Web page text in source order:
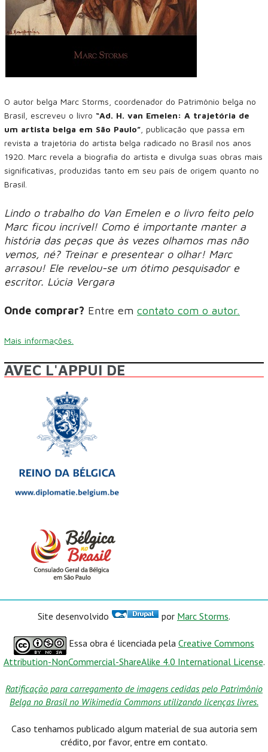
O autor belga Marc Storms, coordenador do Patrimônio belga no
Brasil, escreveu o livro “Ad. H. van Emelen: A trajetória de
um artista belga em São Paulo” , publicação que passa em
revista a trajetória do artista belga radicado no Brasil nos anos
1920. Marc revela a biografia do artista e divulga suas obras mais
significativas, produzidas tanto em seu país de origem quanto no
Brasil.
Lindo o trabalho do Van Emelen e o livro feito pelo
Marc ficou incrível! Como é importante manter a
história das peças que às vezes olhamos mas não
vemos, né? Treinar e presentear o olhar! Marc
arrasou! Ele revelou-se um ótimo pesquisador e
escritor. Lúcia Vergara
Onde comprar? Entre em contato com o autor.
Mais informações.
AVEC L'APPUI DE
Site desenvolvido por Marc Storms.
Essa obra é licenciada pela Creative Commons
Attribution-NonCommercial-ShareAlike 4.0 International License.
Ratificação para carregamento de imagens cedidas pelo Patrimônio
Belga no Brasil no Wikimedia Commons utilizando licenças livres.
Caso tenhamos publicado algum material de sua autoria sem
crédito, por favor, entre em contato.